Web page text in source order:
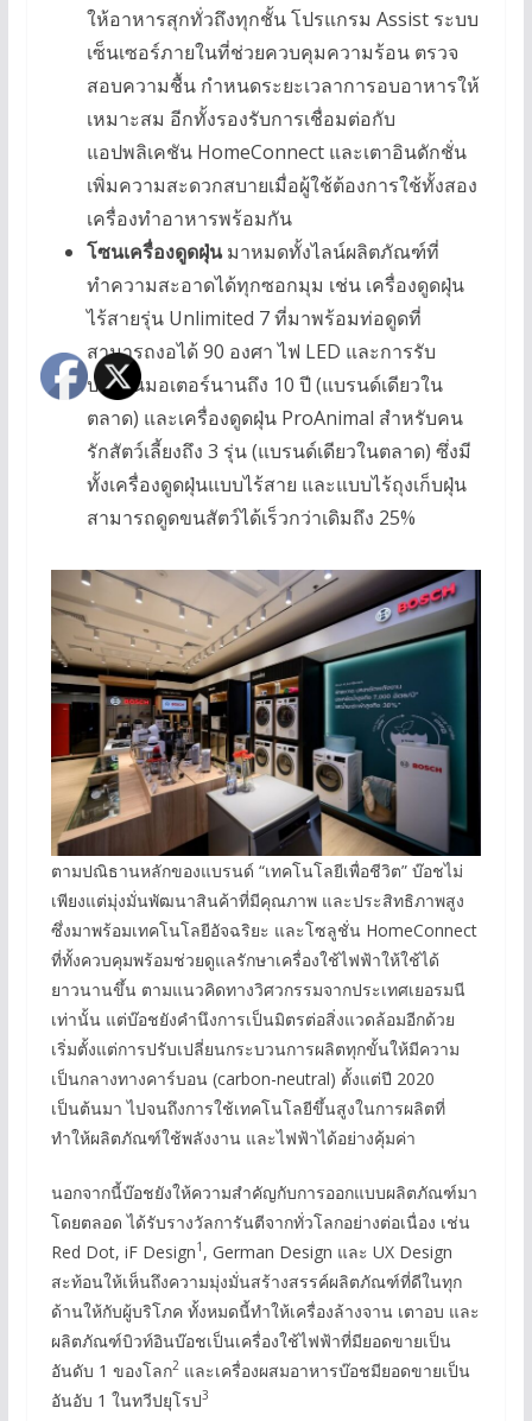
ให้อาหารสุกทั่วถึงทุกชั้น โปรแกรม Assist ระบบ
เซ็นเซอร์ภายในที่ช่วยควบคุมความร้อน ตรวจ
สอบความชื้น กำหนดระยะเวลาการอบอาหารให้
เหมาะสม อีกทั้งรองรับการเชื่อมต่อกับ
แอปพลิเคชัน HomeConnect และเตาอินดักชั่น
เพิ่มความสะดวกสบายเมื่อผู้ใช้ต้องการใช้ทั้งสอง
เครื่องทำอาหารพร้อมกัน
โซนเครื่องดูดฝุ่นมาหมดทั้งไลน์ผลิตภัณฑ์ที่
ทำความสะอาดได้ทุกซอกมุม เช่น เครื่องดูดฝุ่น
ไร้สายรุ่น Unlimited 7 ที่มาพร้อมท่อดูดที่
สามารถงอได้ 90 องศา ไฟ LED และการรับ
ประกันมอเตอร์นานถึง 10 ปี (แบรนด์เดียวใน
ตลาด) และเครื่องดูดฝุ่น ProAnimal สำหรับคน
รักสัตว์เลี้ยงถึง 3 รุ่น (แบรนด์เดียวในตลาด) ซึ่งมี
ทั้งเครื่องดูดฝุ่นแบบไร้สาย และแบบไร้ถุงเก็บฝุ่น
สามารถดูดขนสัตว์ได้เร็วกว่าเดิมถึง 25%
ตามปณิธานหลักของแบรนด์ “เทคโนโลยีเพื่อชีวิต” บ๊อชไม่
เพียงแต่มุ่งมั่นพัฒนาสินค้าที่มีคุณภาพ และประสิทธิภาพสูง
ซึ่งมาพร้อมเทคโนโลยีอัจฉริยะ และโซลูชั่น HomeConnect
ที่ทั้งควบคุมพร้อมช่วยดูแลรักษาเครื่องใช้ไฟฟ้าให้ใช้ได้
ยาวนานขึ้น ตามแนวคิดทางวิศวกรรมจากประเทศเยอรมนี
เท่านั้น แต่บ๊อชยังคำนึงการเป็นมิตรต่อสิ่งแวดล้อมอีกด้วย
เริ่มตั้งแต่การปรับเปลี่ยนกระบวนการผลิตทุกขั้นให้มีความ
เป็นกลางทางคาร์บอน (carbon-neutral) ตั้งแต่ปี 2020
เป็นต้นมา ไปจนถึงการใช้เทคโนโลยีขึ้นสูงในการผลิตที่
ทำให้ผลิตภัณฑ์ใช้พลังงาน และไฟฟ้าได้อย่างคุ้มค่า
นอกจากนี้บ๊อชยังให้ความสำคัญกับการออกแบบผลิตภัณฑ์มา
โดยตลอด ได้รับรางวัลการันตีจากทั่วโลกอย่างต่อเนื่อง เช่น
Red Dot, iF Design1 , German Design และ UX Design
สะท้อนให้เห็นถึงความมุ่งมั่นสร้างสรรค์ผลิตภัณฑ์ที่ดีในทุก
ด้านให้กับผู้บริโภค ทั้งหมดนี้ทำให้เครื่องล้างจาน เตาอบ และ
ผลิตภัณฑ์บิวท์อินบ๊อชเป็นเครื่องใช้ไฟฟ้าที่มียอดขายเป็น
อันดับ 1 ของโลก2และเครื่องผสมอาหารบ๊อชมียอดขายเป็น
อันอับ 1 ในทวีปยุโรป3